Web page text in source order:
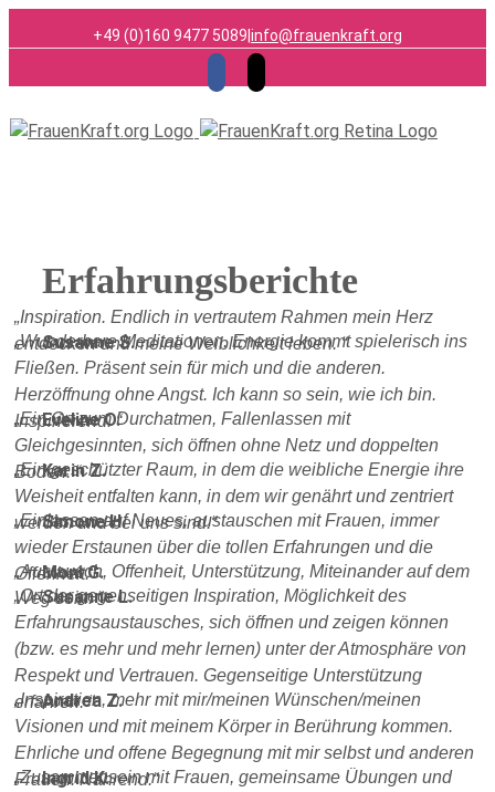
+49 (0)160 9477 5089 info@frauenkraft.org
Erfahrungsberichte
Inspiration. Endlich in vertrautem Rahmen mein Herz
entdecken und meine Weiblichkeit leben.
Susanne S.
Wunderbare Meditationen. Energie kommt spielerisch ins
Fließen. Präsent sein für mich und die anderen.
Herzöffnung ohne Angst. Ich kann so sein, wie ich bin.
Inspirierend.
Eveline O.
Ein Ort zum Durchatmen, Fallenlassen mit
Gleichgesinnten, sich öffnen ohne Netz und doppelten
Boden.
Karin Z.
Ein geschützter Raum, in dem die weibliche Energie ihre
Weisheit entfalten kann, in dem wir genährt und zentriert
werden und bei uns sind.
Simone H.
Einlassen auf Neues, austauschen mit Frauen, immer
wieder Erstaunen über die tollen Erfahrungen und die
Offenheit.
Moni G.
Austausch, Offenheit, Unterstützung, Miteinander auf dem
Weg sein.
Susanne L.
Ort der gegenseitigen Inspiration, Möglichkeit des
Erfahrungsaustausches, sich öffnen und zeigen können
(bzw. es mehr und mehr lernen) unter der Atmosphäre von
Respekt und Vertrauen. Gegenseitige Unterstützung
erfahren.
Andrea Z.
Inspiration, mehr mit mir/meinen Wünschen/meinen
Visionen und mit meinem Körper in Berührung kommen.
Ehrliche und offene Begegnung mit mir selbst und anderen
Frauen. Nährend.
Ingrid K.
Zusammensein mit Frauen, gemeinsame Übungen und